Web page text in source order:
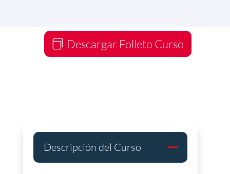
Descargar Folleto Curso
Descripción del Curso